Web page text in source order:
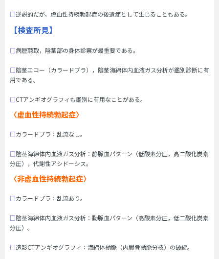
□逆説的だが，虚血性持続勃起症の後遺症として生じることもある。
【検査所見】
□病歴聴取，陰茎部の身体診察が最重要である。
□陰茎エコー（カラードプラ），陰茎海綿体内血液ガス分析が鑑別診断に有
用である。
□CTアンギオグラフィも鑑別に有用なことがある。
〈虚血性持続勃起症〉
□カラードプラ：乱流なし。
□陰茎海綿体内血液ガス分析：静脈血パターン（低酸素分圧，高二酸化炭素
分圧），代謝性アシドーシス。
〈非虚血性持続勃起症〉
□カラードプラ：乱流あり。
□陰茎海綿体内血液ガス分析：動脈血パターン（高酸素分圧，低二酸化炭素
分圧）。
□造影CTアンギオグラフィ：海綿体動脈（内腸骨動脈分枝）の破綻。